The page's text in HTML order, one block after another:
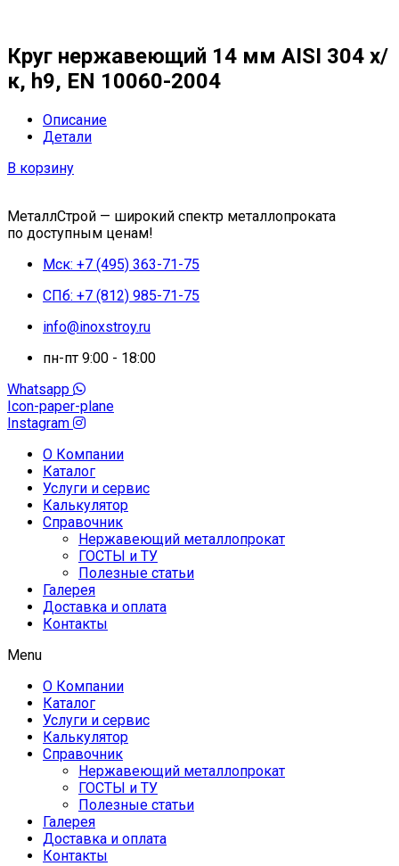
Круг нержавеющий 14 мм AISI 304 х/
к, h9, EN 10060-2004
Описание
Детали
В корзину
МеталлСтрой — широкий спектр металлопроката
по доступным ценам!
Мск: +7 (495) 363-71-75
СПб: +7 (812) 985-71-75
info@inoxstroy.ru
пн-пт 9:00 - 18:00
Whatsapp
Icon-paper-plane
Instagram
О Компании
Каталог
Услуги и сервис
Калькулятор
Справочник
Нержавеющий металлопрокат
ГОСТЫ и ТУ
Полезные статьи
Галерея
Доставка и оплата
Контакты
Menu
О Компании
Каталог
Услуги и сервис
Калькулятор
Справочник
Нержавеющий металлопрокат
ГОСТЫ и ТУ
Полезные статьи
Галерея
Доставка и оплата
Контакты